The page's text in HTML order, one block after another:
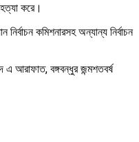
করে।
কমিশনারসহ অন্যান্য নির্বাচন
এ আরাফাত, বঙ্গবন্ধুর জন্মশতবর্ষ